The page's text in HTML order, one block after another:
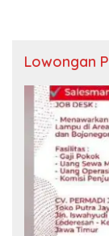
Lowongan